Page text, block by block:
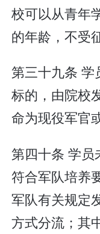
校可以从青年
的年龄，不受
第三十九条 学
标的，由院校
命为现役军官
第四十条 学员
符合军队培养
军队有关规定
方式分流；其